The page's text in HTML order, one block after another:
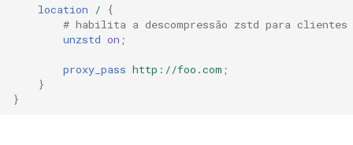
$os_version
feishu-auth
location /
{
# habilita a descompressão zstd para clientes
unzstd on ;
proxy_pass http://foo.com ;
}
}